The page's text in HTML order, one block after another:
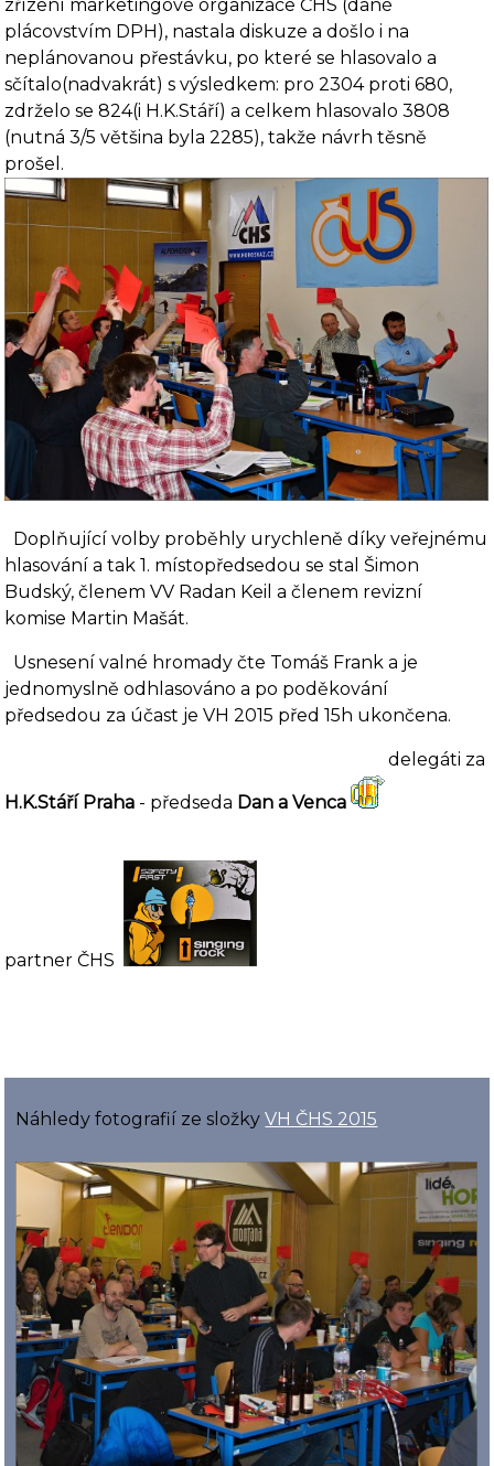
zřízení marketingové organizace ČHS (dané
plácovstvím DPH), nastala diskuze a došlo i na
neplánovanou přestávku, po které se hlasovalo a
sčítalo(nadvakrát) s výsledkem: pro 2304 proti 680,
zdrželo se 824(i H.K.Stáří) a celkem hlasovalo 3808
(nutná 3/5 většina byla 2285), takže návrh těsně
prošel.
Doplňující volby proběhly urychleně díky veřejnému
hlasování a tak 1. místopředsedou se stal Šimon
Budský, členem VV Radan Keil a členem revizní
komise Martin Mašát.
Usnesení valné hromady čte Tomáš Frank a je
jednomyslně odhlasováno a po poděkování
předsedou za účast je VH 2015 před 15h ukončena.
delegáti za
H.K.Stáří Praha - předseda Dan a Venca
partner ČHS
Náhledy fotografií ze složkyVH ČHS 2015